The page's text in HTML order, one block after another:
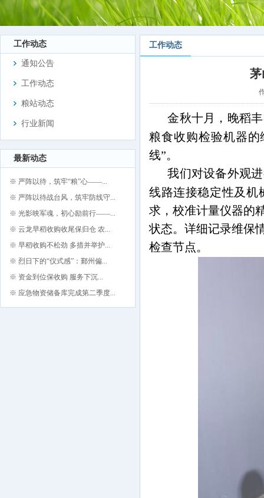
工作动态
通知公告
工作动态
粮站动态
行业新闻
最新动态
※ 严阵以待，筑牢“粮”心——...
※ 严阵以待战台风，筑牢防线守...
※ 光影映军魂，初心励前行——...
※ 云龙早稻收购收尾保归仓 农...
※ 早稻收购不松劲 多措并举护...
※ 烈日下的“仪式感”：鄞州偏...
※ 资金到位保收购 服务下沉...
※ 应急物资储备库完成第二季度...
工作动态
茅
金秋十月，晚稻
粮食收购检验机器
线”。
我们对设备外观
线路连接稳定性及机
求，校准计量仪器的
状态。详细记录维保
检查节点。